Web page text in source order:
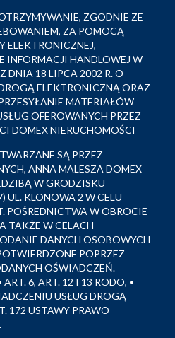
ZGODNIE ZE
ZA POMOCĄ
ELEKTRONICZNEJ,
INFORMACJI HANDLOWEJ W
DNIA 18 LIPCA 2002 R. O
ELEKTRONICZNĄ ORAZ
MATERIAŁÓW
OFEROWANYCH PRZEZ
DOMEX NIERUCHOMOŚCI
SĄ PRZEZ
ANNA MALESZA DOMEX
W GRODZISKU
KLONOWA 2 W CELU
POŚREDNICTWA W OBROCIE
TAKŻE W CELACH
DANYCH OSOBOWYCH
POPRZEZ
OŚWIADCZEŃ.
6, ART. 12 I 13 RODO, •
USŁUG DROGĄ
172 USTAWY PRAWO